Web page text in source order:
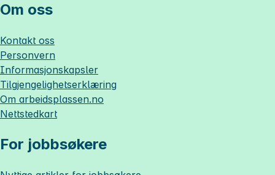
Om oss
Kontakt oss
Personvern
Informasjonskapsler
Tilgjengelighetserklæring
Om arbeidsplassen.no
Nettstedkart
For jobbsøkere